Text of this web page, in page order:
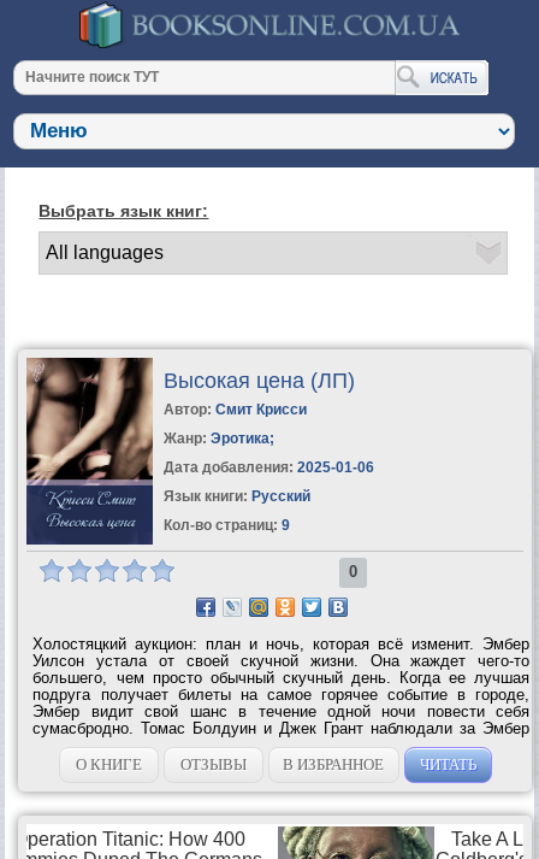
Выбрать язык книг:
Высокая цена (ЛП)
Автор: Смит Крисси
Жанр: Эротика;
Дата добавления: 2025-01-06
Язык книги: Русский
Кол-во страниц: 9
0
Холостяцкий аукцион: план и ночь, которая всё изменит. Эмбер
Уилсон устала от своей скучной жизни. Она жаждет чего-то
большего, чем просто обычный скучный день. Когда ее лучшая
подруга получает билеты на самое горячее событие в городе,
Эмбер видит свой шанс в течение одной ночи повести себя
сумасбродно. Томас Болдуин и Джек Грант наблюдали за Эмбер
из далека. Они знают, что она та женщина, которая может
дополнить ту...
О КНИГЕ ОТЗЫВЫ В ИЗБРАННОЕ ЧИТАТЬ